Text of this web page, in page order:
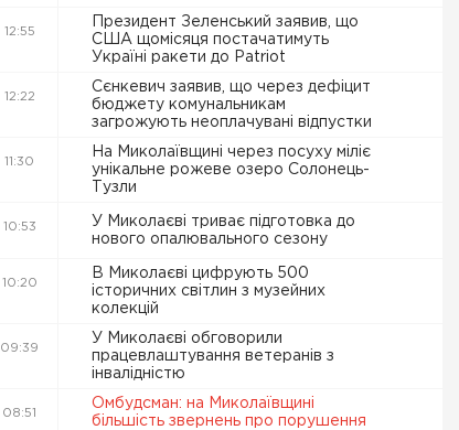
12:55
Президент Зеленський заявив, що
США щомісяця постачатимуть
Україні ракети до Patriot
12:22
Сєнкевич заявив, що через дефіцит
бюджету комунальникам
загрожують неоплачувані відпустки
11:30
На Миколаївщині через посуху міліє
унікальне рожеве озеро Солонець-
Тузли
10:53
У Миколаєві триває підготовка до
нового опалювального сезону
10:20
В Миколаєві цифрують 500
історичних світлин з музейних
колекцій
09:39
У Миколаєві обговорили
працевлаштування ветеранів з
інвалідністю
08:51
Омбудсман: на Миколаївщині
більшість звернень про порушення